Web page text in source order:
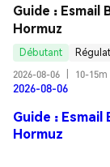
Guide : Esmail
Hormuz
Débutant
2026-08-06
10-15m
2026-08-06
Guide :
Hormuz